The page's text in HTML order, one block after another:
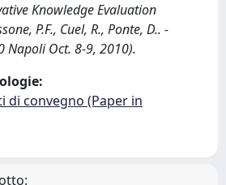
Knowledge Evaluation
P.F., Cuel, R., Ponte, D.. -
Napoli Oct. 8-9, 2010).
di convegno (Paper in